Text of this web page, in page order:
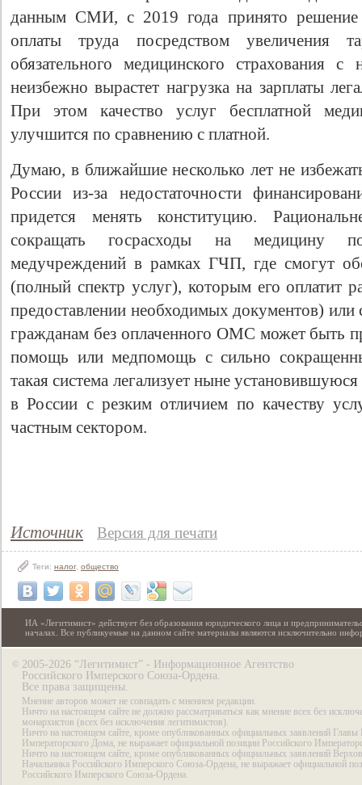
данным СМИ, с 2019 года принято решение
оплаты труда посредством увеличения
обязательного медицинского
неизбежно вырастет нагрузка на зарплаты
При этом качество услуг бесплатной
улучшится по сравнению с платной.
Думаю, в ближайшие несколько лет не
России из-за недостаточности
придется менять конституцию.
сокращать госрасходы на медицину
медучреждений в рамках ГЧП, где смогут
(полный спектр услуг), которым его оплатит
предоставлении необходимых документов)
гражданам без оплаченного ОМС может быть
помощь или медпомощь с сильно
такая система легализует ныне
в России с резким отличием по качеству
частным сектором.
Источник Версия для печати
Теги: налог, общество
ИА «Легитимист» действует без образования юридического лица и
началах. Все публикуемые на данном сайте материалы являются исключительно
© 2005-2026 “Легитимист” - Информационное Агентство
Российского Имперского Союза-Ордена.
Все права защищены.
Мнение авторов может не совпадать с мнением редакции.
Ничто на настоящем сайте не должно рассматриваться как мнение всех без
монархистов (всех без исключения легитимистов).
Ничто на настоящем сайте, кроме опубликованных официальных заявлений Главы
Императорского Дома, не выражает официальной позиции Российского
Ничто на настоящем сайте, кроме опубликованных официальных заявлений
Начальника Российского Имперского Союза-Ордена, не выражает официальной
Российского Имперского Союза-Ордена.